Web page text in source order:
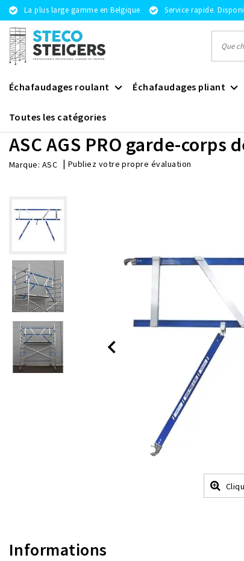
La plus large gamme en Belgique Service rapide.
Échafaudages roulant Échafaudages pliant
Toutes les catégories
Revenir à Accueil|ASC AGS PRO garde-corps de sécurité 190
ASC AGS PRO garde-corps
Marque: ASC | Publiez votre propre évaluation
Informations